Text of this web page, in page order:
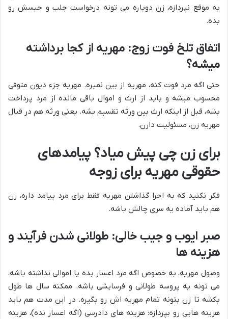
به موقع نپردازه، زن دوباره می تونه درخواست جلب و حبسش رو
بده.
اتفاق تلخ فوت زوج: مهریه از کجا برداشته
میشه؟
حتی اگه مرد فوت کنه، مهریه از بین نمیره. مهریه جزء دیون متوفی
محسوب میشه و باید از ارث و اموال باقی مانده از مرد پرداخت
بشه، قبل از اینکه ارث بین ورثه تقسیم بشه. یعنی ورثه هم در قبال
مهریه زن، مسئولیت دارن.
برای زن چی پیش میاد؟ پیامدهای
حقوقی مهریه برای زوجه
فکر نکنید که به اجرا گذاشتن مهریه فقط برای مرد پیامد داره، زن
هم باید آماده یه سری چالش باشه.
صبر ایوب و جیب خالی: طولانی شدن فرآیند و
هزینه ها
وصول مهریه، به خصوص اگه مرد اعسار بده یا اموالی نداشته باشه،
می تونه یه پروسه طولانی و فرسایشی باشه. ممکنه سال ها طول
بکشه تا زن بتونه تمام مهریه اش رو بگیره. در این مدت هم باید
هزینه هایی رو بپردازه: هزینه های دادرسی (اگه اعسار نده)، هزینه